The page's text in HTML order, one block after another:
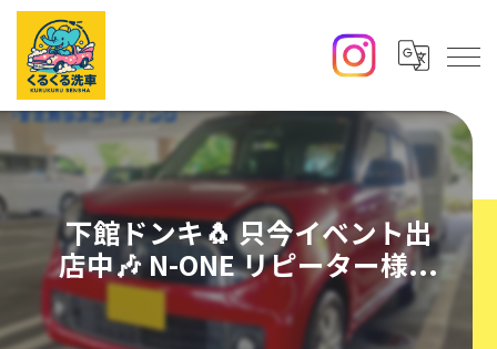
下館ドンキ🐧 只今イベント出
店中🎶 N-ONE リピーター様...